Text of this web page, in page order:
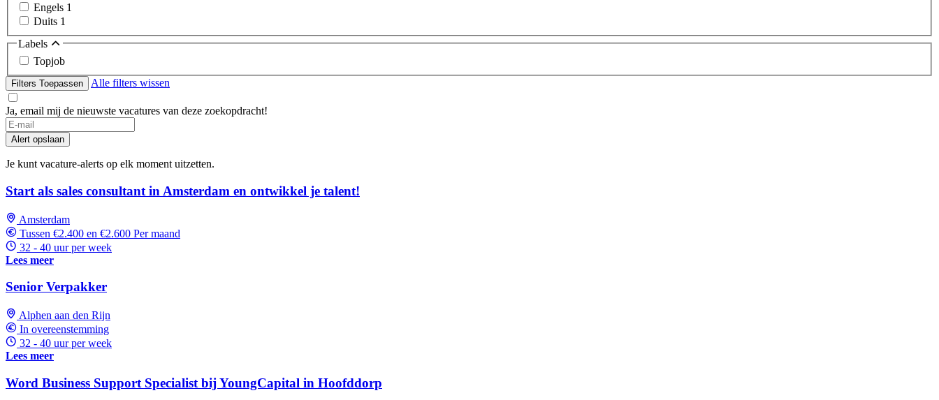
Engels 1
Duits 1
Labels
Topjob
Filters Toepassen Alle filters wissen
Ja, email mij de nieuwste vacatures van deze zoekopdracht!
If
you
are
a
ignore
this
field
Alert opslaan
Je kunt vacature-alerts op elk moment uitzetten.
Start als sales consultant in Amsterdam en ontwikkel je talent!
Amsterdam
Tussen €2.400 en €2.600 Per maand
32 - 40 uur per week
Lees meer
Senior Verpakker
Alphen aan den Rijn
In overeenstemming
32 - 40 uur per week
Lees meer
Word Business Support Specialist bij YoungCapital in Hoofddorp